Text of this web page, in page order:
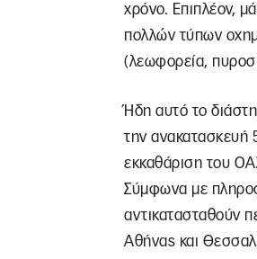
χρόνο. Επιπλέον,
πολλών τύπων
(λεωφορεία,
Ήδη αυτό το
την ανακατασκευή
εκκαθάριση του
Σύμφωνα με
αντικατασταθούν
Αθήνας και